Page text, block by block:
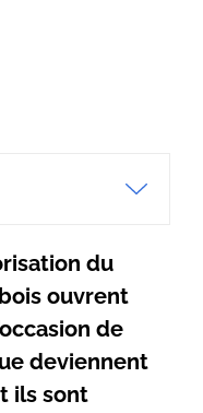
du
ouvrent
de
deviennent
ils sont